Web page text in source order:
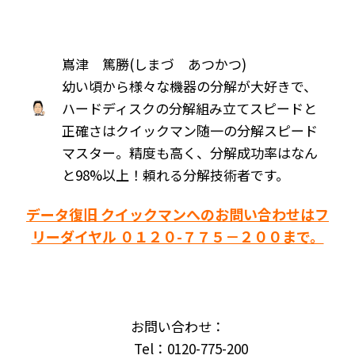
嶌津 篤勝(しまづ あつかつ)
幼い頃から様々な機器の分解が大好きで、
ハードディスクの分解組み立てスピードと
正確さはクイックマン随一の分解スピード
マスター。精度も高く、分解成功率はなん
と98%以上！頼れる分解技術者です。
データ復旧 クイックマンへのお問い合わせはフ
リーダイヤル ０１２０-７７５－２００まで。
お問い合わせ：
Tel：0120-775-200